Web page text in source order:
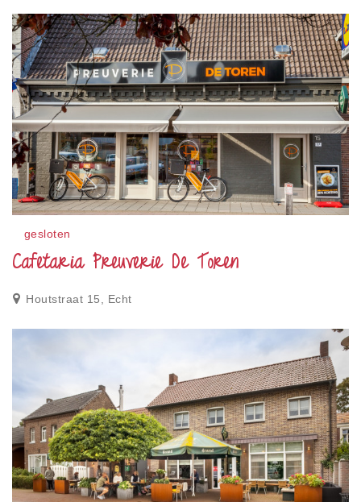
gesloten
Cafetaria Preuverie De Toren
Houtstraat 15, Echt